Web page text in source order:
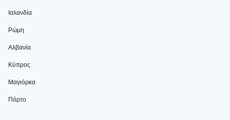
Ισλανδία
Ρώμη
Αλβανία
Κύπρος
Μαγιόρκα
Πόρτο